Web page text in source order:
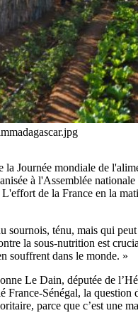
la Journée mondiale de
à l'Assemblée
de la France en la
sournois, ténu, mais qui
la sous-nutrition est
souffrent dans le monde. »
Le Dain, députée de
France-Sénégal, la question
parce que c’est une